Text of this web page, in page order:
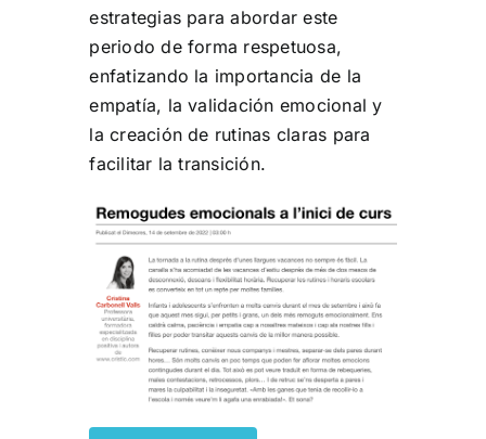
estrategias para abordar este
periodo de forma respetuosa,
enfatizando la importancia de la
empatía, la validación emocional y
la creación de rutinas claras para
facilitar la transición.